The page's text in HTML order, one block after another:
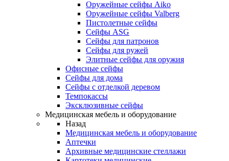
Оружейные сейфы Aiko
Оружейные сейфы Valberg
Пистолетные сейфы
Сейфы ASG
Сейфы для патронов
Сейфы для ружей
Элитные сейфы для оружия
Офисные сейфы
Сейфы для дома
Сейфы с отделкой деревом
Темпокассы
Эксклюзивные сейфы
Медицинская мебель и оборудование
Назад
Медицинская мебель и оборудование
Аптечки
Архивные медицинские стеллажи